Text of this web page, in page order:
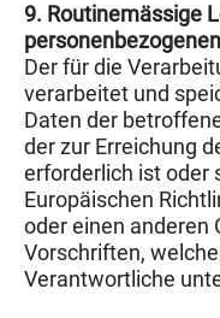
9. Routinemässige
Der für die
verarbeitet und
Daten der
der zur Erreichung
erforderlich ist oder
Europäischen
oder einen anderen
Vorschriften,
Verantwortliche